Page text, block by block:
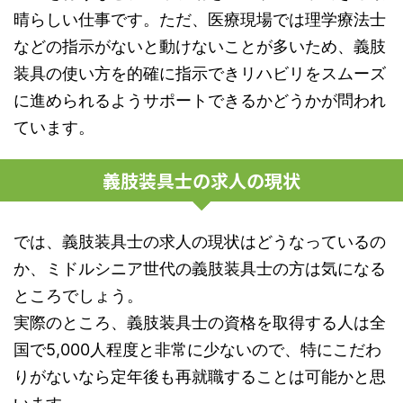
晴らしい仕事です。ただ、医療現場では理学療法士
などの指示がないと動けないことが多いため、義肢
装具の使い方を的確に指示できリハビリをスムーズ
に進められるようサポートできるかどうかが問われ
ています。
義肢装具士の求人の現状
では、義肢装具士の求人の現状はどうなっているの
か、ミドルシニア世代の義肢装具士の方は気になる
ところでしょう。
実際のところ、義肢装具士の資格を取得する人は全
国で5,000人程度と非常に少ないので、特にこだわ
りがないなら定年後も再就職することは可能かと思